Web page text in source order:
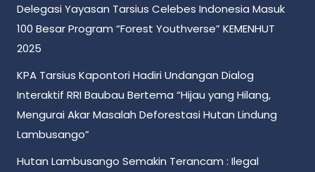
Delegasi Yayasan Tarsius Celebes Indonesia Masuk
100 Besar Program “Forest Youthverse” KEMENHUT
2025
KPA Tarsius Kapontori Hadiri Undangan Dialog
Interaktif RRI Baubau Bertema “Hijau yang Hilang,
Mengurai Akar Masalah Deforestasi Hutan Lindung
Lambusango”
Hutan Lambusango Semakin Terancam : Ilegal